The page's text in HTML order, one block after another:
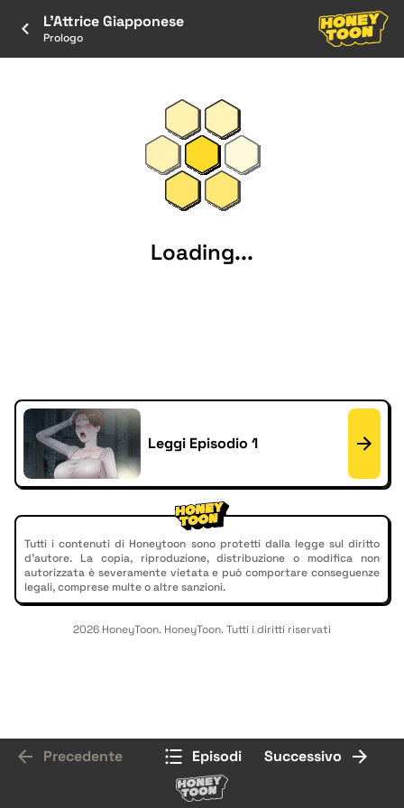
L'Attrice Giapponese
Prologo
Loading...
Leggi Episodio 1
Tutti i contenuti di Honeytoon sono protetti dalla legge sul diritto
d'autore. La copia, riproduzione, distribuzione o modifica non
autorizzata è severamente vietata e può comportare conseguenze
legali, comprese multe o altre sanzioni.
2026 HoneyToon. HoneyToon. Tutti i diritti riservati
Precedente Episodi Successivo